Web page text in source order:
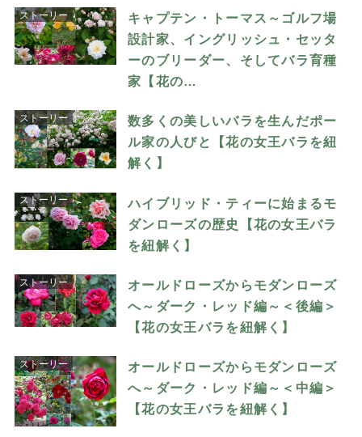
ストーリー
キャプテン・トーマス～ゴルフ場
設計家、イングリッシュ・セッタ
ーのブリーダー、そしてバラ育種
家【花の…
ストーリー
数多くの美しいバラを生んだポー
ル家の人びと【花の女王バラを紐
解く】
ストーリー
ハイブリッド・ティーに始まるモ
ダンローズの歴史【花の女王バラ
を紐解く】
ストーリー
オールドローズからモダンローズ
へ～ダーク・レッド編～＜後編＞
【花の女王バラを紐解く】
ストーリー
オールドローズからモダンローズ
へ～ダーク・レッド編～＜中編＞
【花の女王バラを紐解く】